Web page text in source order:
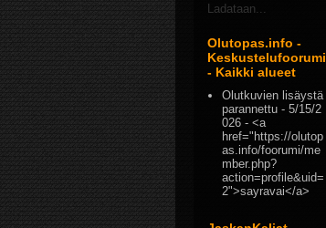
Ladataan...
Olutopas.info -
Keskustelufoorumi
- Kaikki alueet
Olutkuvien lisäystä
parannettu - 5/15/2
026 - <a
href="https://olutop
as.info/foorumi/me
mber.php?
action=profile&uid=
2">sayravai</a>